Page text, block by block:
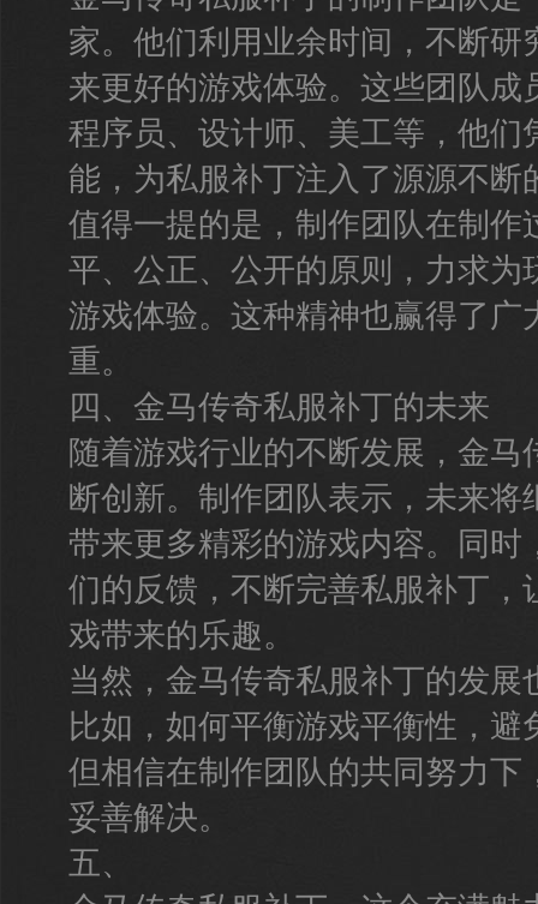
家。他们利用业余时间，不断研
来更好的游戏体验。这些团队成
程序员、设计师、美工等，他们
能，为私服补丁注入了源源不断
值得一提的是，制作团队在制作
平、公正、公开的原则，力求为
游戏体验。这种精神也赢得了广
重。
四、金马传奇私服补丁的未来
随着游戏行业的不断发展，金马
断创新。制作团队表示，未来将
带来更多精彩的游戏内容。同时
们的反馈，不断完善私服补丁，
戏带来的乐趣。
当然，金马传奇私服补丁的发展
比如，如何平衡游戏平衡性，避
但相信在制作团队的共同努力下
妥善解决。
五、